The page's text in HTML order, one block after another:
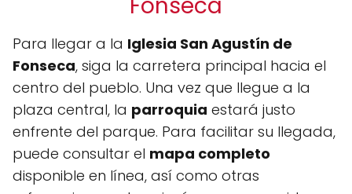
Para llegar a la Iglesia San Agustín de
Fonseca, siga la carretera principal hacia el
centro del pueblo. Una vez que llegue a la
plaza central, la parroquia estará justo
enfrente del parque. Para facilitar su llegada,
puede consultar el mapa completo
disponible en línea, así como otras